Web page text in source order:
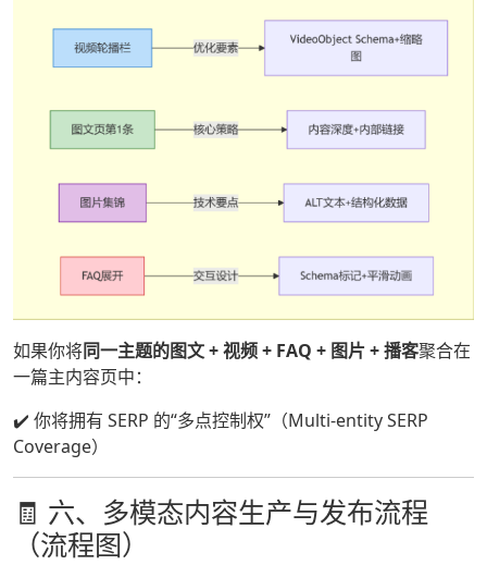
如果你将同一主题的图文 + 视频 + FAQ + 图片 + 播客聚合在
一篇主内容页中：
✔️ 你将拥有 SERP 的“多点控制权”（Multi-entity SERP
Coverage）
🧾 六、多模态内容生产与发布流程
（流程图）